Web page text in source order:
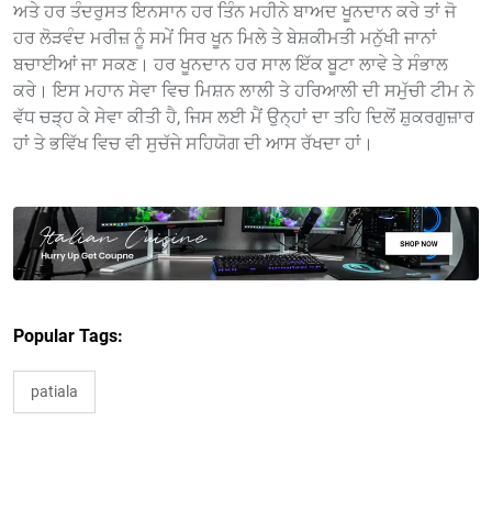
ਅਤੇ ਹਰ ਤੰਦਰੁਸਤ ਇਨਸਾਨ ਹਰ ਤਿੰਨ ਮਹੀਨੇ ਬਾਅਦ ਖੂਨਦਾਨ ਕਰੇ ਤਾਂ ਜੋ
ਹਰ ਲੋੜਵੰਦ ਮਰੀਜ਼ ਨੂੰ ਸਮੇਂ ਸਿਰ ਖੂਨ ਮਿਲੇ ਤੇ ਬੇਸ਼ਕੀਮਤੀ ਮਨੁੱਖੀ ਜਾਨਾਂ
ਬਚਾਈਆਂ ਜਾ ਸਕਣ। ਹਰ ਖੂਨਦਾਨ ਹਰ ਸਾਲ ਇੱਕ ਬੂਟਾ ਲਾਵੇ ਤੇ ਸੰਭਾਲ
ਕਰੇ। ਇਸ ਮਹਾਨ ਸੇਵਾ ਵਿਚ ਮਿਸ਼ਨ ਲਾਲੀ ਤੇ ਹਰਿਆਲੀ ਦੀ ਸਮੁੱਚੀ ਟੀਮ ਨੇ
ਵੱਧ ਚੜ੍ਹ ਕੇ ਸੇਵਾ ਕੀਤੀ ਹੈ, ਜਿਸ ਲਈ ਮੈਂ ਉਨ੍ਹਾਂ ਦਾ ਤਹਿ ਦਿਲੋਂ ਸ਼ੁਕਰਗੁਜ਼ਾਰ
ਹਾਂ ਤੇ ਭਵਿੱਖ ਵਿਚ ਵੀ ਸੁਚੱਜੇ ਸਹਿਯੋਗ ਦੀ ਆਸ ਰੱਖਦਾ ਹਾਂ।
Popular Tags:
patiala